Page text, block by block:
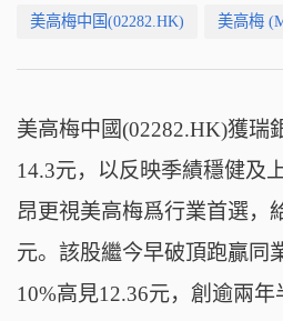
美高梅中国(02282.HK) 美高梅
美高梅中國(02282.HK)獲瑞
14.3元，以反映季績穩健及
昂更視美高梅爲行業首選，
元。該股繼今早破頂跑贏同
10%高見12.36元，創逾兩年